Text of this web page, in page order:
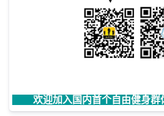
欢迎加入国内首个自由健身群